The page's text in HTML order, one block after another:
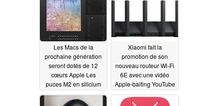
01/09/2021
01/06/2021
Les Macs de la
prochaine génération
seront dotés de 12
cœurs Apple Les
puces M2 en silicium
selon l'expert01/05/2021
Xiaomi fait la
promotion de son
nouveau routeur Wi-Fi
6E avec une vidéo
Apple-baiting YouTube